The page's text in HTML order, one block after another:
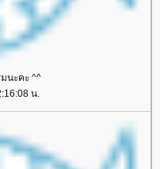
นะคะ ^^
น.